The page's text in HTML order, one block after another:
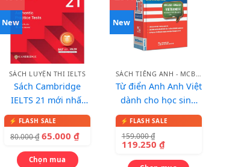
New
SÁCH LUYỆN THI IELTS
Sách Cambridge
IELTS 21 mới nhất
2026
80.000₫ 65.000₫
Chọn mua
New
Từ điển Anh Anh Việt
dành cho học sinh
(bìa xanh đỏ)
159.000₫
119.250 ₫